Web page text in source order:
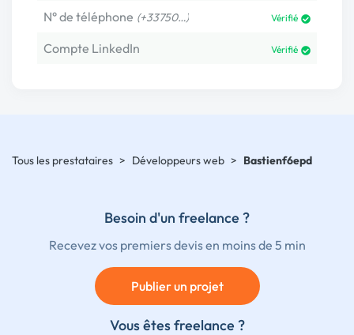
N° de téléphone (+33750…) Vérifié
Compte LinkedIn Vérifié
Tous les prestataires > Développeurs web > Bastienf6epd
Besoin d'un freelance ?
Recevez vos premiers devis en moins de 5 min
Publier un projet
Vous êtes freelance ?